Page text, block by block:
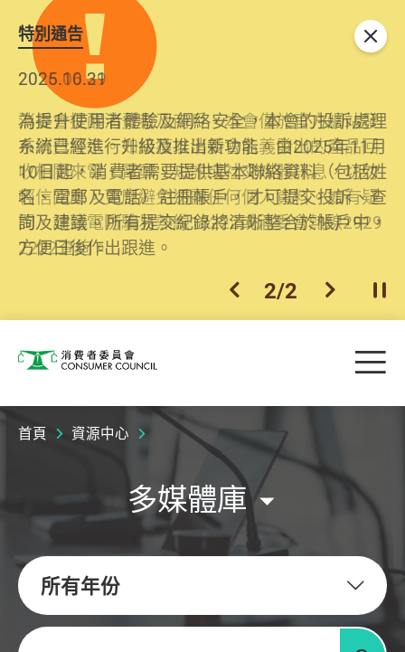
特別通告
2026.06.29
消委會提醒消費者及商戶，本會僅於官方網站發
布消費警示。如接獲以消委會名義發出的產品回
收相關來電、電郵、短訊或社交媒體訊息，切勿
輕信回應，更應避免透露任何個人資料。如有疑
問，請致電防騙易熱線18222或消委會熱線2929
2222查詢。
2025.10.31
為提升使用者體驗及網絡安全，本會的投訴處理
系統已經進行升級及推出新功能。由2025年11月
10日起，消費者需要提供基本聯絡資料（包括姓
名、電郵及電話）註冊帳戶，才可提交投訴、查
詢及建議。所有提交紀錄將清晰整合於帳戶中，
方便日後作出跟進。
上一個
2/2 下一個開
關閉
消費者委員會 目
首頁 資源中心
多媒體庫
所有年份
關鍵字